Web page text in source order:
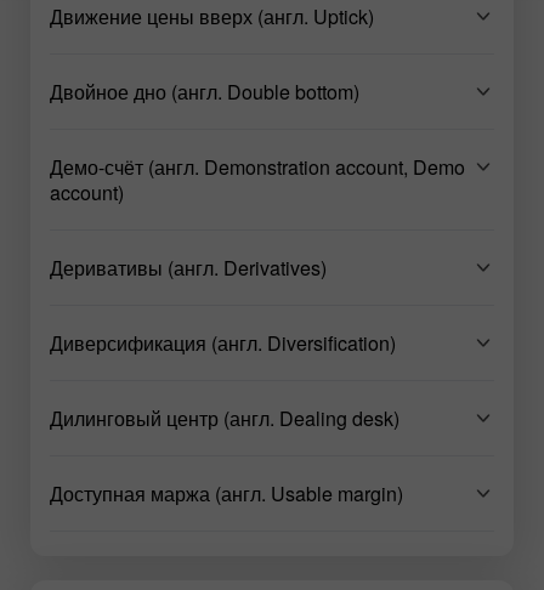
Движение цены вверх (англ. Uptick)
Двойное дно (англ. Double bottom)
Демо-счёт (англ. Demonstration account, Demo
account)
Деривативы (англ. Derivatives)
Диверсификация (англ. Diversification)
Дилинговый центр (англ. Dealing desk)
Доступная маржа (англ. Usable margin)